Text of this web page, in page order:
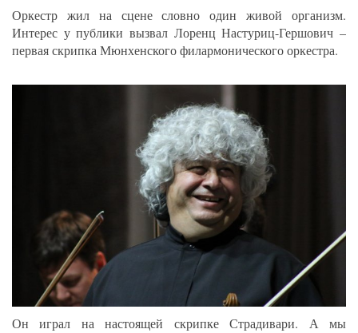
Оркестр жил на сцене словно один живой организм.
Интерес у публики вызвал Лоренц Настуриц-Гершович –
первая скрипка Мюнхенского филармонического оркестра.
Он играл на настоящей скрипке Страдивари. А мы